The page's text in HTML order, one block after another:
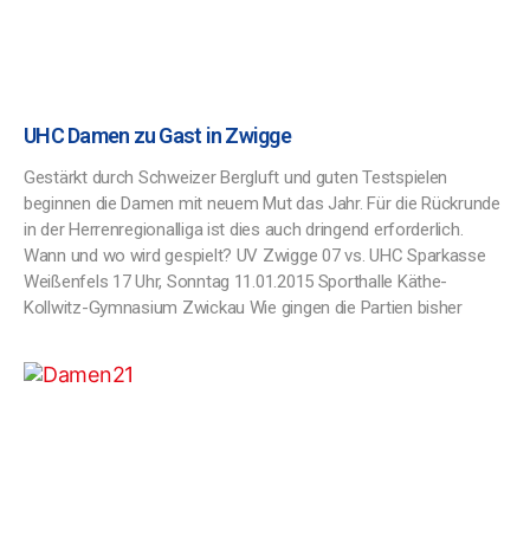
UHC Damen zu Gast in Zwigge
Gestärkt durch Schweizer Bergluft und guten Testspielen
beginnen die Damen mit neuem Mut das Jahr. Für die Rückrunde
in der Herrenregionalliga ist dies auch dringend erforderlich.
Wann und wo wird gespielt? UV Zwigge 07 vs. UHC Sparkasse
Weißenfels 17 Uhr, Sonntag 11.01.2015 Sporthalle Käthe-
Kollwitz-Gymnasium Zwickau Wie gingen die Partien bisher